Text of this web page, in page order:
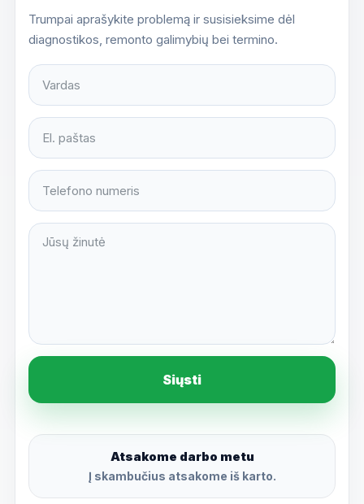
Trumpai aprašykite problemą ir susisieksime dėl
diagnostikos, remonto galimybių bei termino.
Siųsti
Atsakome darbo metu
Į skambučius atsakome iš karto.